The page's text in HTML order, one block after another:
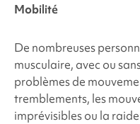
Mobilité
De nombreuses
musculaire, avec ou
problèmes de
tremblements, les
imprévisibles ou la